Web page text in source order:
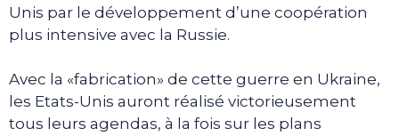
Unis par le développement d’une coopération
plus intensive avec la Russie.
Avec la «fabrication» de cette guerre en Ukraine,
les Etats-Unis auront réalisé victorieusement
tous leurs agendas, à la fois sur les plans